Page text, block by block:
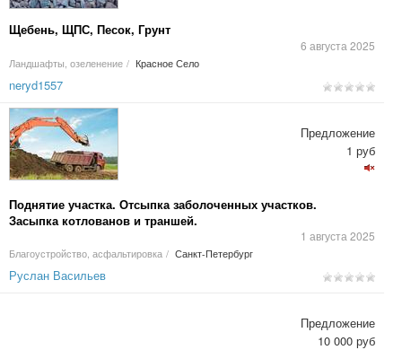
Щебень, ЩПС, Песок, Грунт
6 августа 2025
Ландшафты, озеленение / Красное Село
neryd1557
Поднятие участка. Отсыпка заболоченных участков.
Засыпка котлованов и траншей.
1 августа 2025
Благоустройство, асфальтировка / Санкт-Петербург
Предложение
1 руб
Руслан Васильев
Предложение
10 000 руб